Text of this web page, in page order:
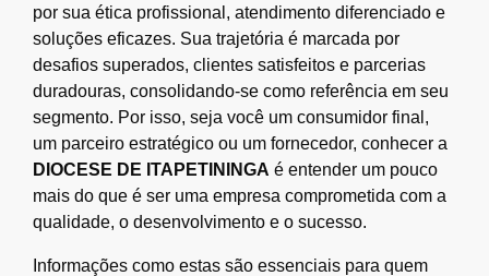
por sua ética profissional, atendimento diferenciado e
soluções eficazes. Sua trajetória é marcada por
desafios superados, clientes satisfeitos e parcerias
duradouras, consolidando-se como referência em seu
segmento. Por isso, seja você um consumidor final,
um parceiro estratégico ou um fornecedor, conhecer a
DIOCESE DE ITAPETININGA é entender um pouco
mais do que é ser uma empresa comprometida com a
qualidade, o desenvolvimento e o sucesso.
Informações como estas são essenciais para quem